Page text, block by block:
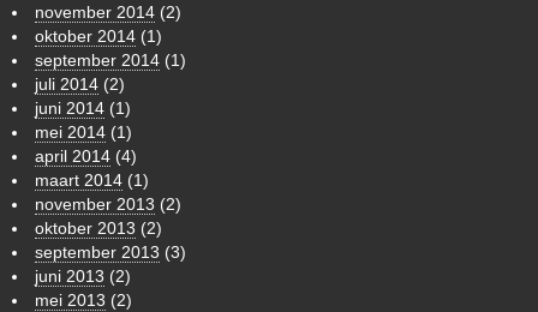
november 2014 (2)
oktober 2014 (1)
september 2014 (1)
juli 2014 (2)
juni 2014 (1)
mei 2014 (1)
april 2014 (4)
maart 2014 (1)
november 2013 (2)
oktober 2013 (2)
september 2013 (3)
juni 2013 (2)
mei 2013 (2)